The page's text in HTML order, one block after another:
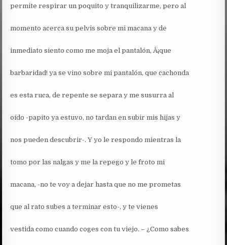
permite respirar un poquito y tranquilizarme, pero al
momento acerca su pelvis sobre mi macana y de
inmediato siento como me moja el pantalón, Â¡que
barbaridad! ya se vino sobre mi pantalón, que cachonda
es esta ruca, de repente se separa y me susurra al
oído -papito ya estuvo, no tardan en subir mis hijas y
nos pueden descubrir-. Y yo le respondo mientras la
tomo por las nalgas y me la repego y le froto mi
macana, -no te voy a dejar hasta que no me prometas
que al rato subes a terminar esto-, y te vienes
vestida como cuando coges con tu viejo. – ¿Como sabes